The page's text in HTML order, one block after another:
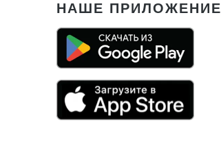
НАШЕ ПРИЛОЖЕНИЕ